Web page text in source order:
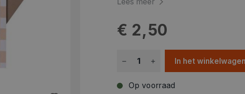
Lees meer
€ 2,50
In het
Op voorraad